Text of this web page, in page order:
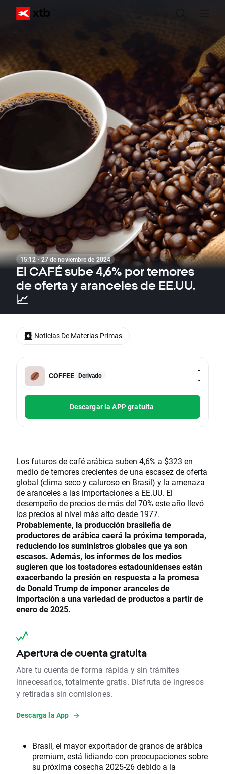
15:12 · 27 de noviembre de 2024
El CAFÉ sube 4,6% por temores
de oferta y aranceles de EE.UU.
📈
COFFEE Derivado
-
-
Descargar la APP gratuita
Los futuros de café arábica suben 4,6% a $323 en
medio de temores crecientes de una escasez de oferta
global (clima seco y caluroso en Brasil) y la amenaza
de aranceles a las importaciones a EE.UU. El
desempeño de precios de más del 70% este año llevó
los precios al nivel más alto desde 1977.
Probablemente, la producción brasileña de
productores de arábica caerá la próxima temporada,
reduciendo los suministros globales que ya son
escasos. Además, los informes de los medios
sugieren que los tostadores estadounidenses están
exacerbando la presión en respuesta a la promesa
de Donald Trump de imponer aranceles de
importación a una variedad de productos a partir de
enero de 2025.
Apertura de cuenta gratuita
Abre tu cuenta de forma rápida y sin trámites
innecesarios, totalmente gratis. Disfruta de ingresos
y retiradas sin comisiones.
Descarga la App
Brasil, el mayor exportador de granos de arábica
premium, está lidiando con preocupaciones sobre
su próxima cosecha 2025-26 debido a la
Noticias De Materias Primas